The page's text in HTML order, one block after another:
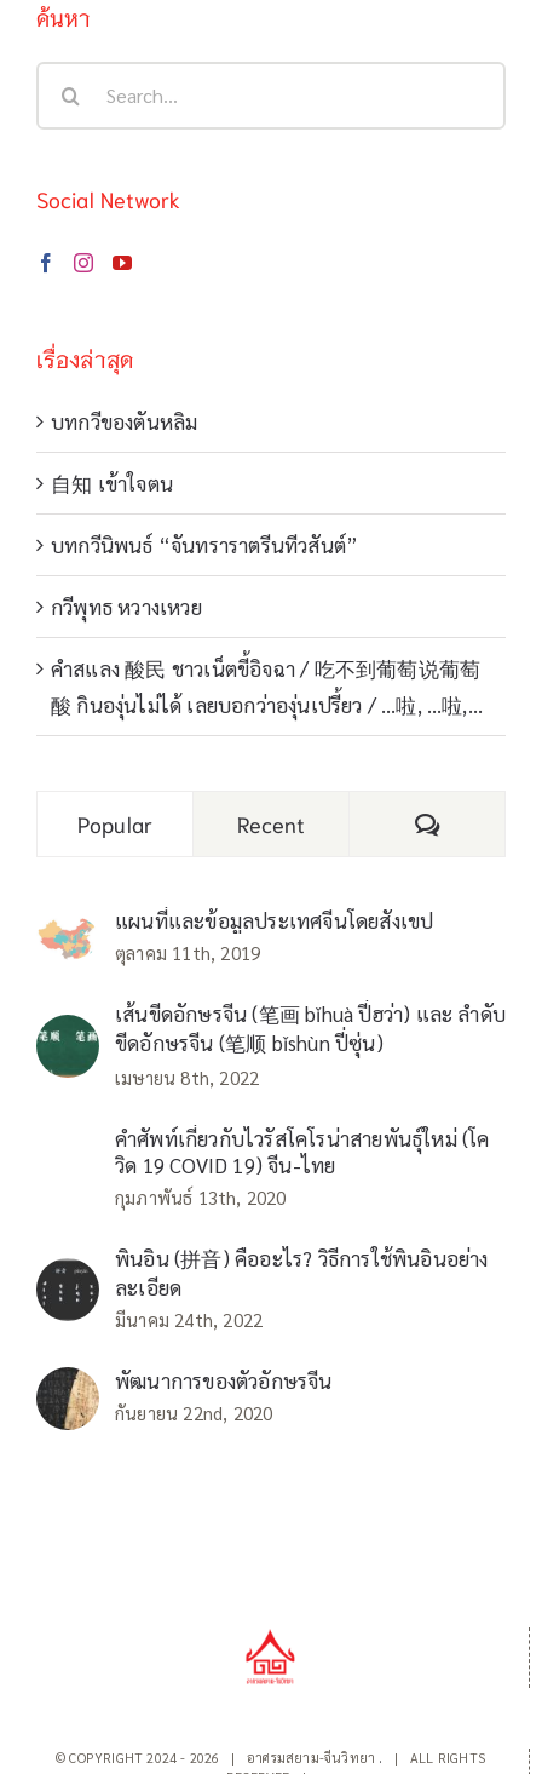
ค้นหา
Social Network
เรื่องล่าสุด
บทกวีของตันหลิม
自知 เข้าใจตน
บทกวีนิพนธ์ “จันทราราตรีนทีวสันต์”
กวีพุทธ หวางเหวย
คำสแลง 酸民 ชาวเน็ตขี้อิจฉา / 吃不到葡萄说葡萄
酸 กินองุ่นไม่ได้ เลยบอกว่าองุ่นเปรี้ยว / …啦, …啦,…
Popular Recent Comments
แผนที่และข้อมูลประเทศจีนโดยสังเขป
ตุลาคม 11th, 2019
เส้นขีดอักษรจีน (笔画 bǐhuà ปี่ฮว่า) และ ลำดับ
ขีดอักษรจีน (笔顺 bǐshùn ปี่ซุ่น)
เมษายน 8th, 2022
คำศัพท์เกี่ยวกับไวรัสโคโรน่าสายพันธุ์ใหม่ (โค
วิด 19 COVID 19) จีน-ไทย
กุมภาพันธ์ 13th, 2020
พินอิน (拼音) คืออะไร? วิธีการใช้พินอินอย่าง
ละเอียด
มีนาคม 24th, 2022
พัฒนาการของตัวอักษรจีน
กันยายน 22nd, 2020
© COPYRIGHT 2024 - 2026 | อาศรมสยาม-จีนวิทยา .
| ALL RIGHTS